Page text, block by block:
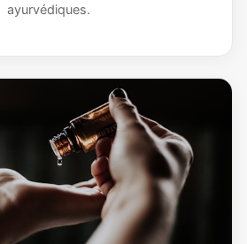
ayurvédiques.